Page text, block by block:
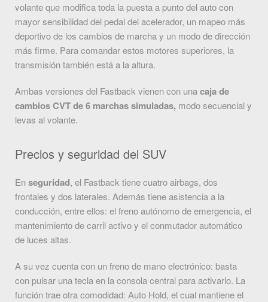
volante que modifica toda la puesta a punto del auto con
mayor sensibilidad del pedal del acelerador, un mapeo más
deportivo de los cambios de marcha y un modo de dirección
más firme. Para comandar estos motores superiores, la
transmisión también está a la altura.
Ambas versiones del Fastback vienen con unacaja de
cambios CVT de 6 marchas simuladas, modo secuencial y
levas al volante.
Precios y seguridad del SUV
Enseguridad, el Fastback tiene cuatro airbags, dos
frontales y dos laterales. Además tiene asistencia a la
conducción, entre ellos: el freno autónomo de emergencia, el
mantenimiento de carril activo y el conmutador automático
de luces altas.
A su vez cuenta con un freno de mano electrónico: basta
con pulsar una tecla en la consola central para activarlo. La
función trae otra comodidad: Auto Hold, el cual mantiene el